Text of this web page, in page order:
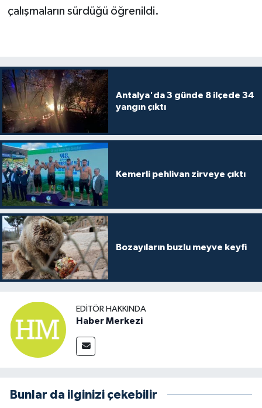
çalışmaların sürdüğü öğrenildi.
Antalya'da 3 günde 8 ilçede 34
yangın çıktı
Kemerli pehlivan zirveye çıktı
Bozayıların buzlu meyve keyfi
EDITÖR HAKKINDA
Haber Merkezi
Bunlar da ilginizi çekebilir